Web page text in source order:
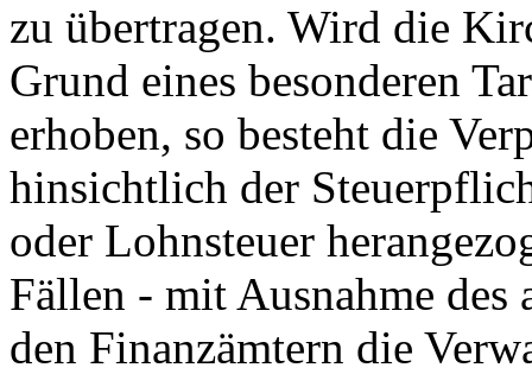
zu übertragen. Wird die
Grund eines besonderen
erhoben, so besteht die
hinsichtlich der
oder Lohnsteuer
Fällen - mit Ausnahme
den Finanzämtern die